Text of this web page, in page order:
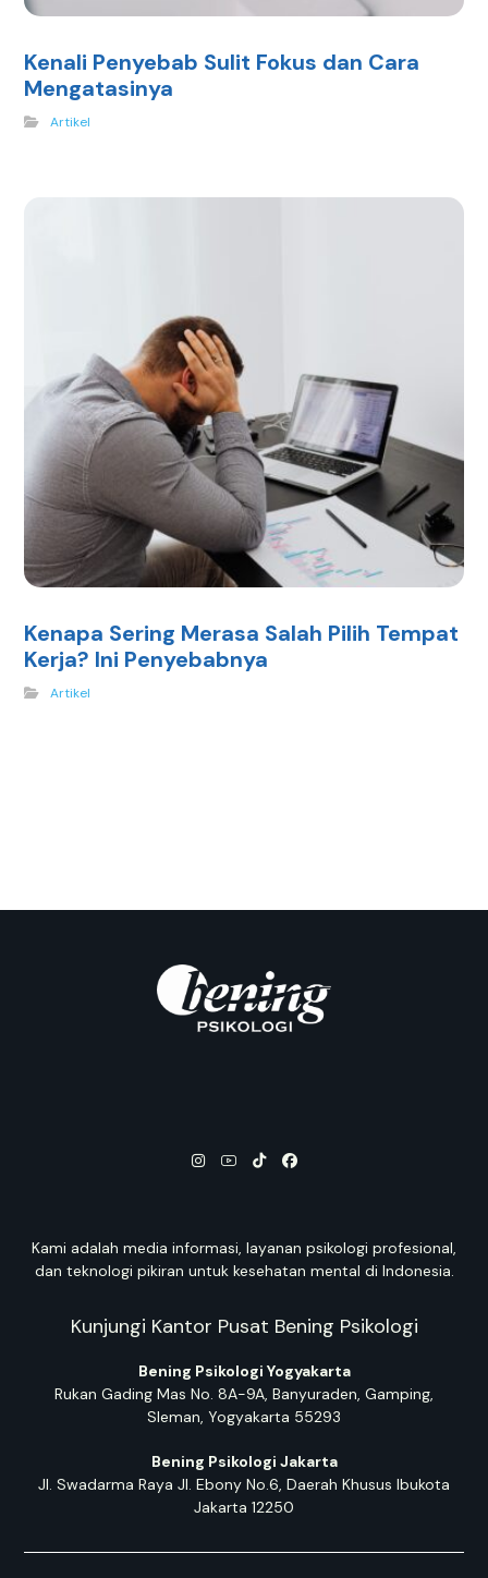
Kenali Penyebab Sulit Fokus dan Cara
Mengatasinya
Artikel
Kenapa Sering Merasa Salah Pilih Tempat
Kerja? Ini Penyebabnya
Artikel
Kami adalah media informasi, layanan psikologi profesional,
dan teknologi pikiran untuk kesehatan mental di Indonesia.
Kunjungi Kantor Pusat Bening Psikologi
Bening Psikologi Yogyakarta
Rukan Gading Mas No. 8A-9A, Banyuraden, Gamping,
Sleman, Yogyakarta 55293
Bening Psikologi Jakarta
Jl. Swadarma Raya Jl. Ebony No.6, Daerah Khusus Ibukota
Jakarta 12250